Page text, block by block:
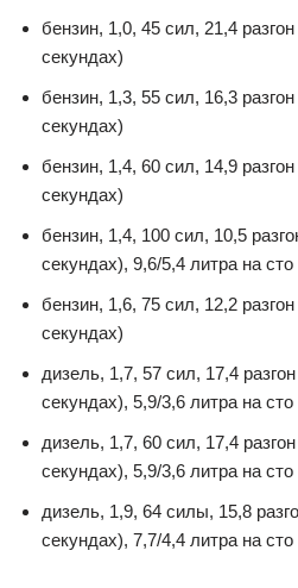
бензин, 1,0, 45 сил, 21,4
секундах)
бензин, 1,3, 55 сил, 16,3
секундах)
бензин, 1,4, 60 сил, 14,9
секундах)
бензин, 1,4, 100 сил, 10,5
секундах), 9,6/5,4 литра на
бензин, 1,6, 75 сил, 12,2
секундах)
дизель, 1,7, 57 сил, 17,4
секундах), 5,9/3,6 литра на
дизель, 1,7, 60 сил, 17,4
секундах), 5,9/3,6 литра на
дизель, 1,9, 64 силы, 15,8
секундах), 7,7/4,4 литра на